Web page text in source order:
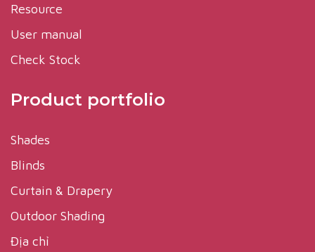
Resource
User manual
Check Stock
Product portfolio
Shades
Blinds
Curtain & Drapery
Outdoor Shading
Địa chỉ